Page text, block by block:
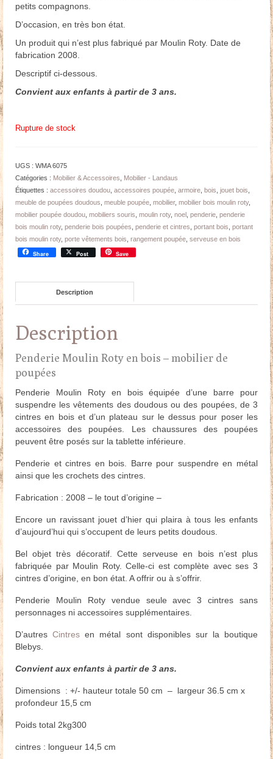
petits compagnons.
D’occasion, en très bon état.
Un produit qui n’est plus fabriqué par Moulin Roty. Date de
fabrication 2008.
Descriptif ci-dessous.
Convient aux enfants à partir de 3 ans.
Rupture de stock
UGS : WMA 6075
Catégories : Mobilier & Accessoires
Mobilier - Landaus
Étiquettes : accessoires doudou accessoires poupée armoire bois jouet bois
meuble de poupées doudous meuble poupée mobilier, mobilier bois moulin roty,
mobilier poupée doudou mobiliers souris moulin roty, noel penderie penderie
bois moulin roty, penderie bois poupées penderie et cintres portant bois portant
bois moulin roty, porte vêtements bois rangement poupée serveuse en bois
Share Post Save
Description
Description
Penderie Moulin Roty en bois – mobilier de
poupées
Penderie Moulin Roty en bois équipée d’une barre pour
suspendre les vêtements des doudous ou des poupées, de 3
cintres en bois et d’un plateau sur le dessus pour poser les
accessoires des poupées. Les chaussures des poupées
peuvent être posés sur la tablette inférieure.
Penderie et cintres en bois. Barre pour suspendre en métal
ainsi que les crochets des cintres.
Fabrication : 2008 – le tout d’origine –
Encore un ravissant jouet d’hier qui plaira à tous les enfants
d’aujourd’hui qui s’occupent de leurs petits doudous.
Bel objet très décoratif. Cette serveuse en bois n’est plus
fabriquée par Moulin Roty. Celle-ci est complète avec ses 3
cintres d’origine, en bon état. A offrir ou à s’offrir.
Penderie Moulin Roty vendue seule avec 3 cintres sans
personnages ni accessoires supplémentaires.
D’autresCintres en métal sont disponibles sur la boutique
Blebys.
Convient aux enfants à partir de 3 ans.
Dimensions : +/- hauteur totale 50 cm – largeur 36.5 cm x
profondeur 15,5 cm
Poids total 2kg300
cintres : longueur 14,5 cm